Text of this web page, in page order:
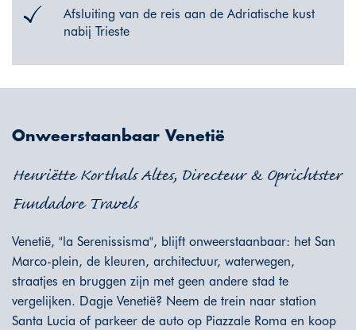
Afsluiting van de reis aan de Adriatische kust
nabij Trieste
Onweerstaanbaar Venetië
Henriëtte Korthals Altes, Directeur & Oprichtster
Fundadore Travels
Venetië, "la Serenissisma", blijft onweerstaanbaar: het San
Marco-plein, de kleuren, architectuur, waterwegen,
straatjes en bruggen zijn met geen andere stad te
vergelijken. Dagje Venetië? Neem de trein naar station
Santa Lucia of parkeer de auto op Piazzale Roma en koop